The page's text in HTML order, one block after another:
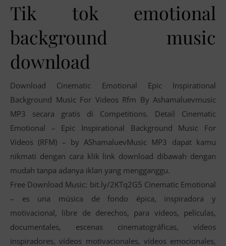
Tik tok emotional
background music
download
Download Cinematic Emotional Epic Inspirational
Background Music For Videos Rfm By Ashamaluevmusic
MP3 secara gratis di Competitions. Detail Cinematic
Emotional – Epic Inspirational Background Music For
Videos (RFM) – by AShamaluevMusic MP3 dapat kamu
nikmati dengan cara klik link download dibawah dengan
mudah tanpa adanya iklan yang mengganggu.
Free Download Music: bit.ly/2KTq2G5 Cinematic Emotional
– es una música de fondo épica, inspiradora y
motivacional, libre de derechos, para vídeos, películas,
documentales, escenas cinematográficas, vídeos
inspiradores, vídeos motivacionales, vídeos emocionales,